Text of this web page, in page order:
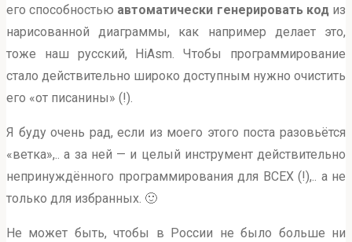
его способностью автоматически генерировать кодиз
нарисованной диаграммы, как например делает это,
тоже наш русский, HiAsm. Чтобы программирование
стало действительно широко доступным нужно очистить
его «от писанины» (!).
Я буду очень рад, если из моего этого поста разовьётся
«ветка»,.. а за ней — и целый инструмент действительно
непринуждённого программирования для ВСЕХ (!),.. а не
только для избранных. 🙂
Не может быть, чтобы в России не было больше ни